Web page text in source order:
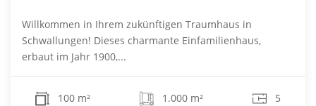
Willkommen in Ihrem zukünftigen Traumhaus in
Schwallungen! Dieses charmante Einfamilienhaus,
erbaut im Jahr 1900,...
100 m² 1.000 m² 5